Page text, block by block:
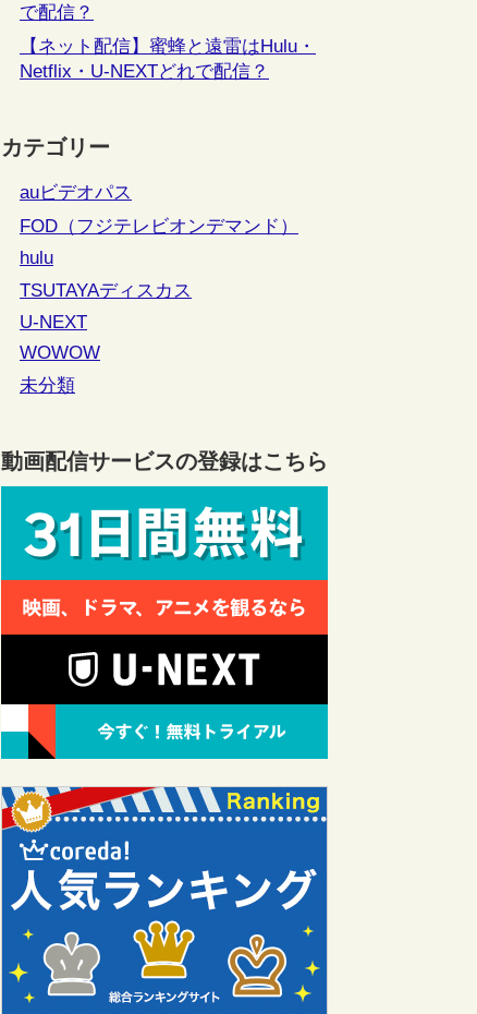
で配信？
【ネット配信】蜜蜂と遠雷はHulu・
Netflix・U-NEXTどれで配信？
カテゴリー
auビデオパス
FOD（フジテレビオンデマンド）
hulu
TSUTAYAディスカス
U-NEXT
WOWOW
未分類
動画配信サービスの登録はこちら